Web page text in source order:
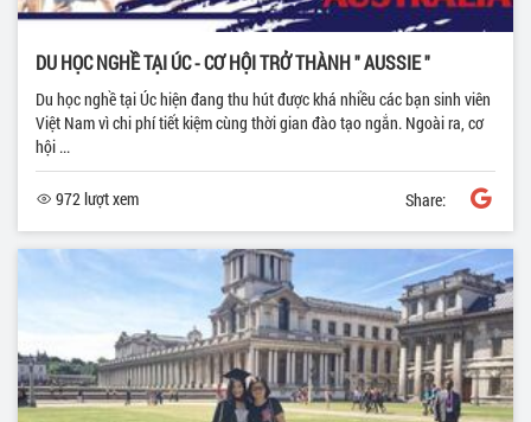
DU HỌC NGHỀ TẠI ÚC - CƠ HỘI TRỞ THÀNH " AUSSIE "
Du học nghề tại Úc hiện đang thu hút được khá nhiều các bạn sinh viên
Việt Nam vì chi phí tiết kiệm cùng thời gian đào tạo ngắn. Ngoài ra, cơ
hội ...
972 lượt xem Share: